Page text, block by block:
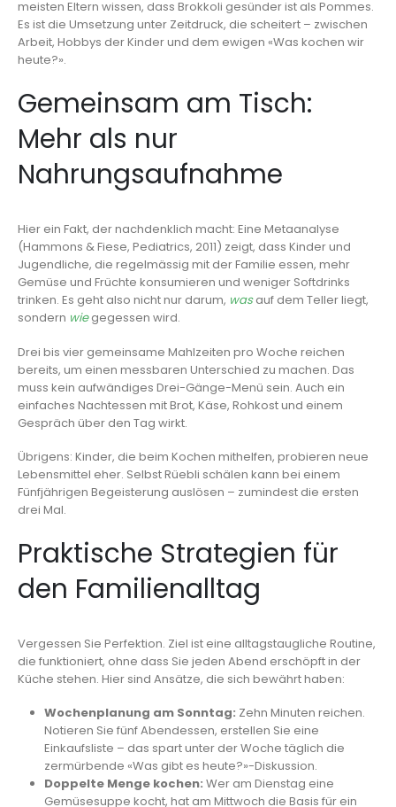
meisten Eltern wissen, dass Brokkoli gesünder ist als Pommes.
Es ist die Umsetzung unter Zeitdruck, die scheitert – zwischen
Arbeit, Hobbys der Kinder und dem ewigen «Was kochen wir
heute?».
Gemeinsam am Tisch:
Mehr als nur
Nahrungsaufnahme
Hier ein Fakt, der nachdenklich macht: Eine Metaanalyse
(Hammons & Fiese, Pediatrics, 2011) zeigt, dass Kinder und
Jugendliche, die regelmässig mit der Familie essen, mehr
Gemüse und Früchte konsumieren und weniger Softdrinks
trinken. Es geht also nicht nur darum, wasauf dem Teller liegt,
sondern wiegegessen wird.
Drei bis vier gemeinsame Mahlzeiten pro Woche reichen
bereits, um einen messbaren Unterschied zu machen. Das
muss kein aufwändiges Drei-Gänge-Menü sein. Auch ein
einfaches Nachtessen mit Brot, Käse, Rohkost und einem
Gespräch über den Tag wirkt.
Übrigens: Kinder, die beim Kochen mithelfen, probieren neue
Lebensmittel eher. Selbst Rüebli schälen kann bei einem
Fünfjährigen Begeisterung auslösen – zumindest die ersten
drei Mal.
Praktische Strategien für
den Familienalltag
Vergessen Sie Perfektion. Ziel ist eine alltagstaugliche Routine,
die funktioniert, ohne dass Sie jeden Abend erschöpft in der
Küche stehen. Hier sind Ansätze, die sich bewährt haben:
Wochenplanung am Sonntag: Zehn Minuten reichen.
Notieren Sie fünf Abendessen, erstellen Sie eine
Einkaufsliste – das spart unter der Woche täglich die
zermürbende «Was gibt es heute?»-Diskussion.
Doppelte Menge kochen: Wer am Dienstag eine
Gemüsesuppe kocht, hat am Mittwoch die Basis für ein